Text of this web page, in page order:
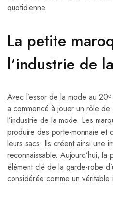
quotidienne.
La petite
l’industrie de
Avec l’essor de la mode au
a commencé à jouer un rôle de
l’industrie de la mode. Les
produire des porte-monnaie et
leurs sacs. Ils créent ainsi une
reconnaissable. Aujourd’hui, la
élément clé de la garde-robe
considérée comme un véritable